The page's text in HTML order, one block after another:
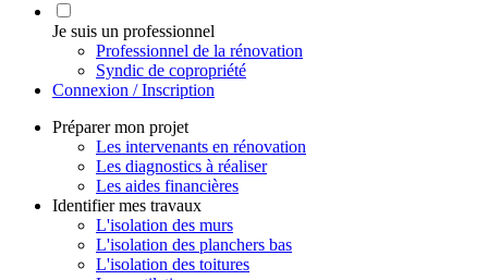
Je suis un professionnel
Professionnel de la rénovation
Syndic de copropriété
Connexion / Inscription
Préparer mon projet
Les intervenants en rénovation
Les diagnostics à réaliser
Les aides financières
Identifier mes travaux
L'isolation des murs
L'isolation des planchers bas
L'isolation des toitures